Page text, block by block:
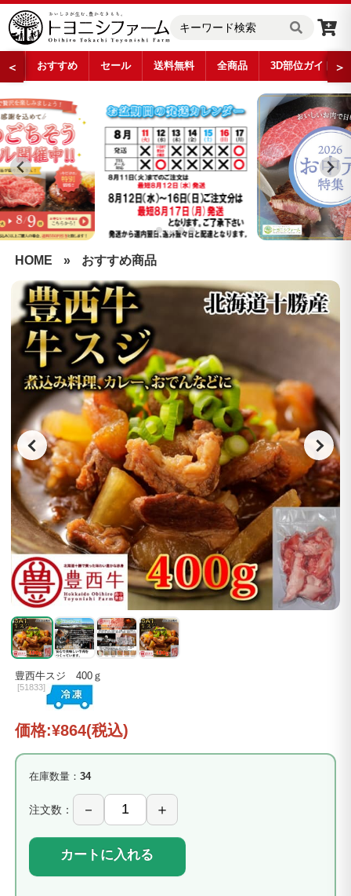
＜ おすすめ セール 送料無料 全商品 3D部位ガイド ＞
HOME » おすすめ商品
豊西牛スジ 400ｇ
[51833]
価格:¥864(税込)
在庫数量： 34
注文数：
カートに入れる